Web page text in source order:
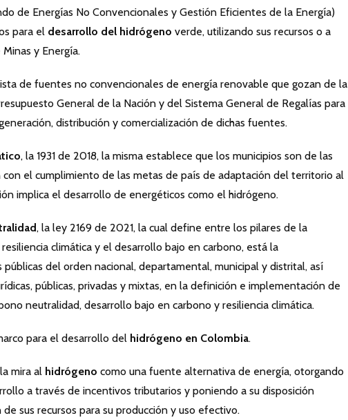
de Energías No Convencionales y Gestión Eficientes de la Energía)
para el desarrollo del hidrógeno verde, utilizando sus recursos o a
y Energía.
de fuentes no convencionales de energía renovable que gozan de la
General de la Nación y del Sistema General de Regalías para
distribución y comercialización de dichas fuentes.
, la 1931 de 2018, la misma establece que los municipios son de las
el cumplimiento de las metas de país de adaptación del territorio al
implica el desarrollo de energéticos como el hidrógeno.
, la ley 2169 de 2021, la cual define entre los pilares de la
climática y el desarrollo bajo en carbono, está la
del orden nacional, departamental, municipal y distrital, así
públicas, privadas y mixtas, en la definición e implementación de
neutralidad, desarrollo bajo en carbono y resiliencia climática.
para el desarrollo del hidrógeno en Colombia.
mira al hidrógeno como una fuente alternativa de energía, otorgando
a través de incentivos tributarios y poniendo a su disposición
sus recursos para su producción y uso efectivo.